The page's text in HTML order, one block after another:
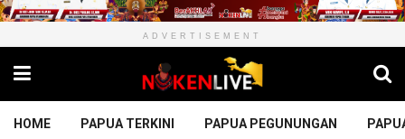
ADVERTISEMENT
HOME PAPUA TERKINI PAPUA PEGUNUNGAN